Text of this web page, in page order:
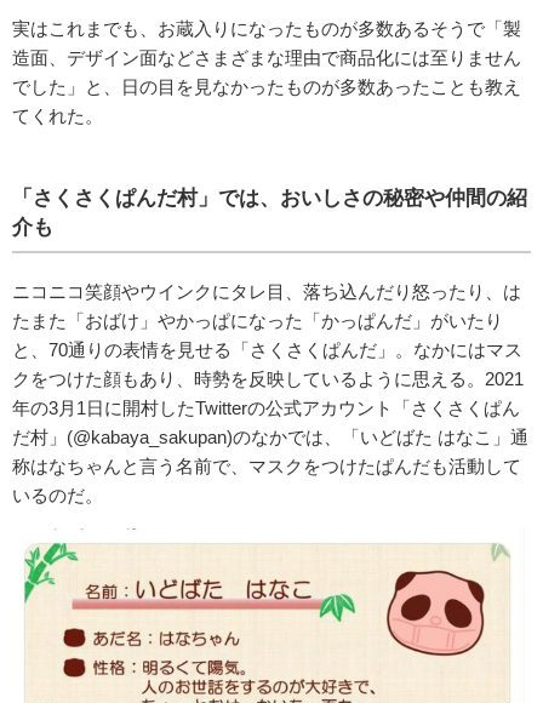
実はこれまでも、お蔵入りになったものが多数あるそうで「製
造面、デザイン面などさまざまな理由で商品化には至りません
でした」と、日の目を見なかったものが多数あったことも教え
てくれた。
「さくさくぱんだ村」では、おいしさの秘密や仲間の紹
介も
ニコニコ笑顔やウインクにタレ目、落ち込んだり怒ったり、は
たまた「おばけ」やかっぱになった「かっぱんだ」がいたり
と、70通りの表情を見せる「さくさくぱんだ」。なかにはマス
クをつけた顔もあり、時勢を反映しているように思える。2021
年の3月1日に開村したTwitterの公式アカウント「さくさくぱん
だ村」(@kabaya_sakupan)のなかでは、「いどばた はなこ」通
称はなちゃんと言う名前で、マスクをつけたぱんだも活動して
いるのだ。